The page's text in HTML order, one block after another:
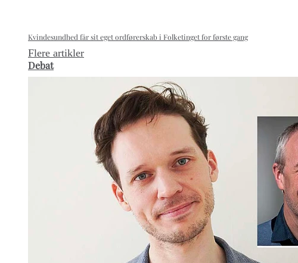
Kvindesundhed får sit eget ordførerskab i Folketinget for første gang
Flere artikler
Debat